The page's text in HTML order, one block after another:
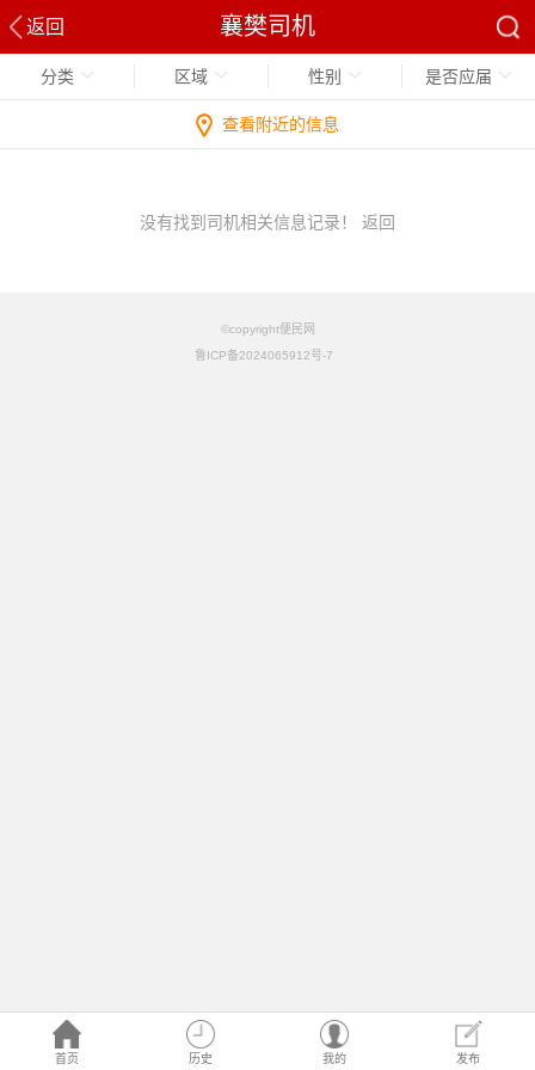
返回 襄樊司机
首页 历史 我的 发布
分类 区域 性别 是否应届
查看附近的信息
没有找到司机相关信息记录！ 返回
©copyright便民网
鲁ICP备2024065912号-7